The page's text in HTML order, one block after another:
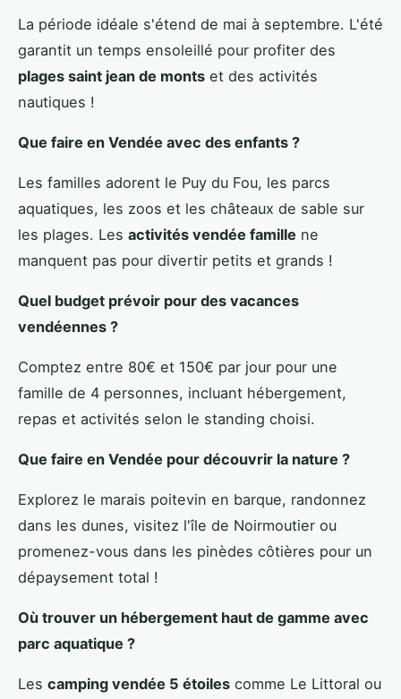
La période idéale s'étend de mai à septembre. L'été
garantit un temps ensoleillé pour profiter des
plages saint jean de monts et des activités
nautiques !
Que faire en Vendée avec des enfants ?
Les familles adorent le Puy du Fou, les parcs
aquatiques, les zoos et les châteaux de sable sur
les plages. Les activités vendée famille ne
manquent pas pour divertir petits et grands !
Quel budget prévoir pour des vacances
vendéennes ?
Comptez entre 80€ et 150€ par jour pour une
famille de 4 personnes, incluant hébergement,
repas et activités selon le standing choisi.
Que faire en Vendée pour découvrir la nature ?
Explorez le marais poitevin en barque, randonnez
dans les dunes, visitez l'île de Noirmoutier ou
promenez-vous dans les pinèdes côtières pour un
dépaysement total !
Où trouver un hébergement haut de gamme avec
parc aquatique ?
Les camping vendée 5 étoiles comme Le Littoral ou